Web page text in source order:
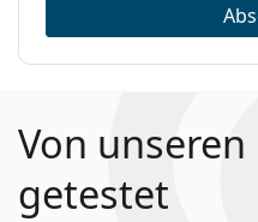
Von
getestet